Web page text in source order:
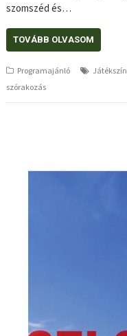
szomszéd és…
TOVÁBB OLVASOM
Programajánló Játékszín
szórakozás